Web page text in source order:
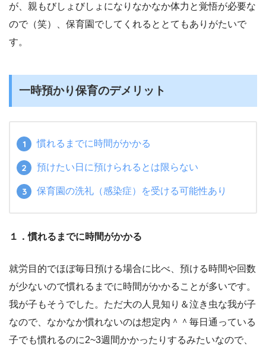
が、親もびしょびしょになりなかなか体力と覚悟が必要な
ので（笑）、保育園でしてくれるととてもありがたいで
す。
一時預かり保育のデメリット
慣れるまでに時間がかかる
預けたい日に預けられるとは限らない
保育園の洗礼（感染症）を受ける可能性あり
１．慣れるまでに時間がかかる
就労目的でほぼ毎日預ける場合に比べ、預ける時間や回数
が少ないので慣れるまでに時間がかかることが多いです。
我が子もそうでした。ただ大の人見知り＆泣き虫な我が子
なので、なかなか慣れないのは想定内＾＾毎日通っている
子でも慣れるのに2~3週間かかったりするみたいなので、